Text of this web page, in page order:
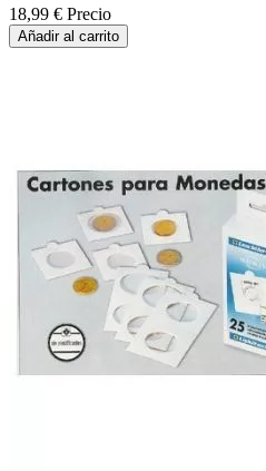
18,99 € Precio
Añadir al carrito